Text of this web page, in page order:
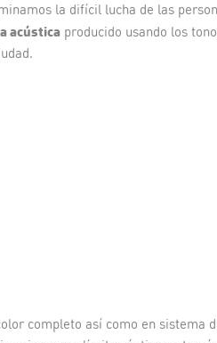
la difícil lucha de las
acústica producido usando los
completo así como en sistema